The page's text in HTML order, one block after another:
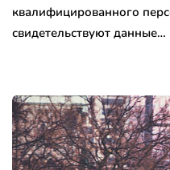
квалифицированного
свидетельствуют данные…